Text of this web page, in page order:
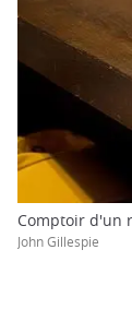
Comptoir d'un
John Gillespie